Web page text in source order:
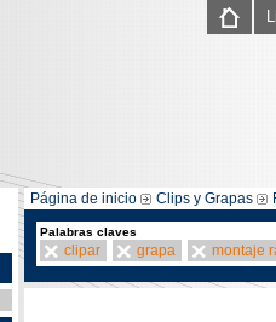
Página de inicio Clips y Grapas
Palabras claves
clipar grapa montaje